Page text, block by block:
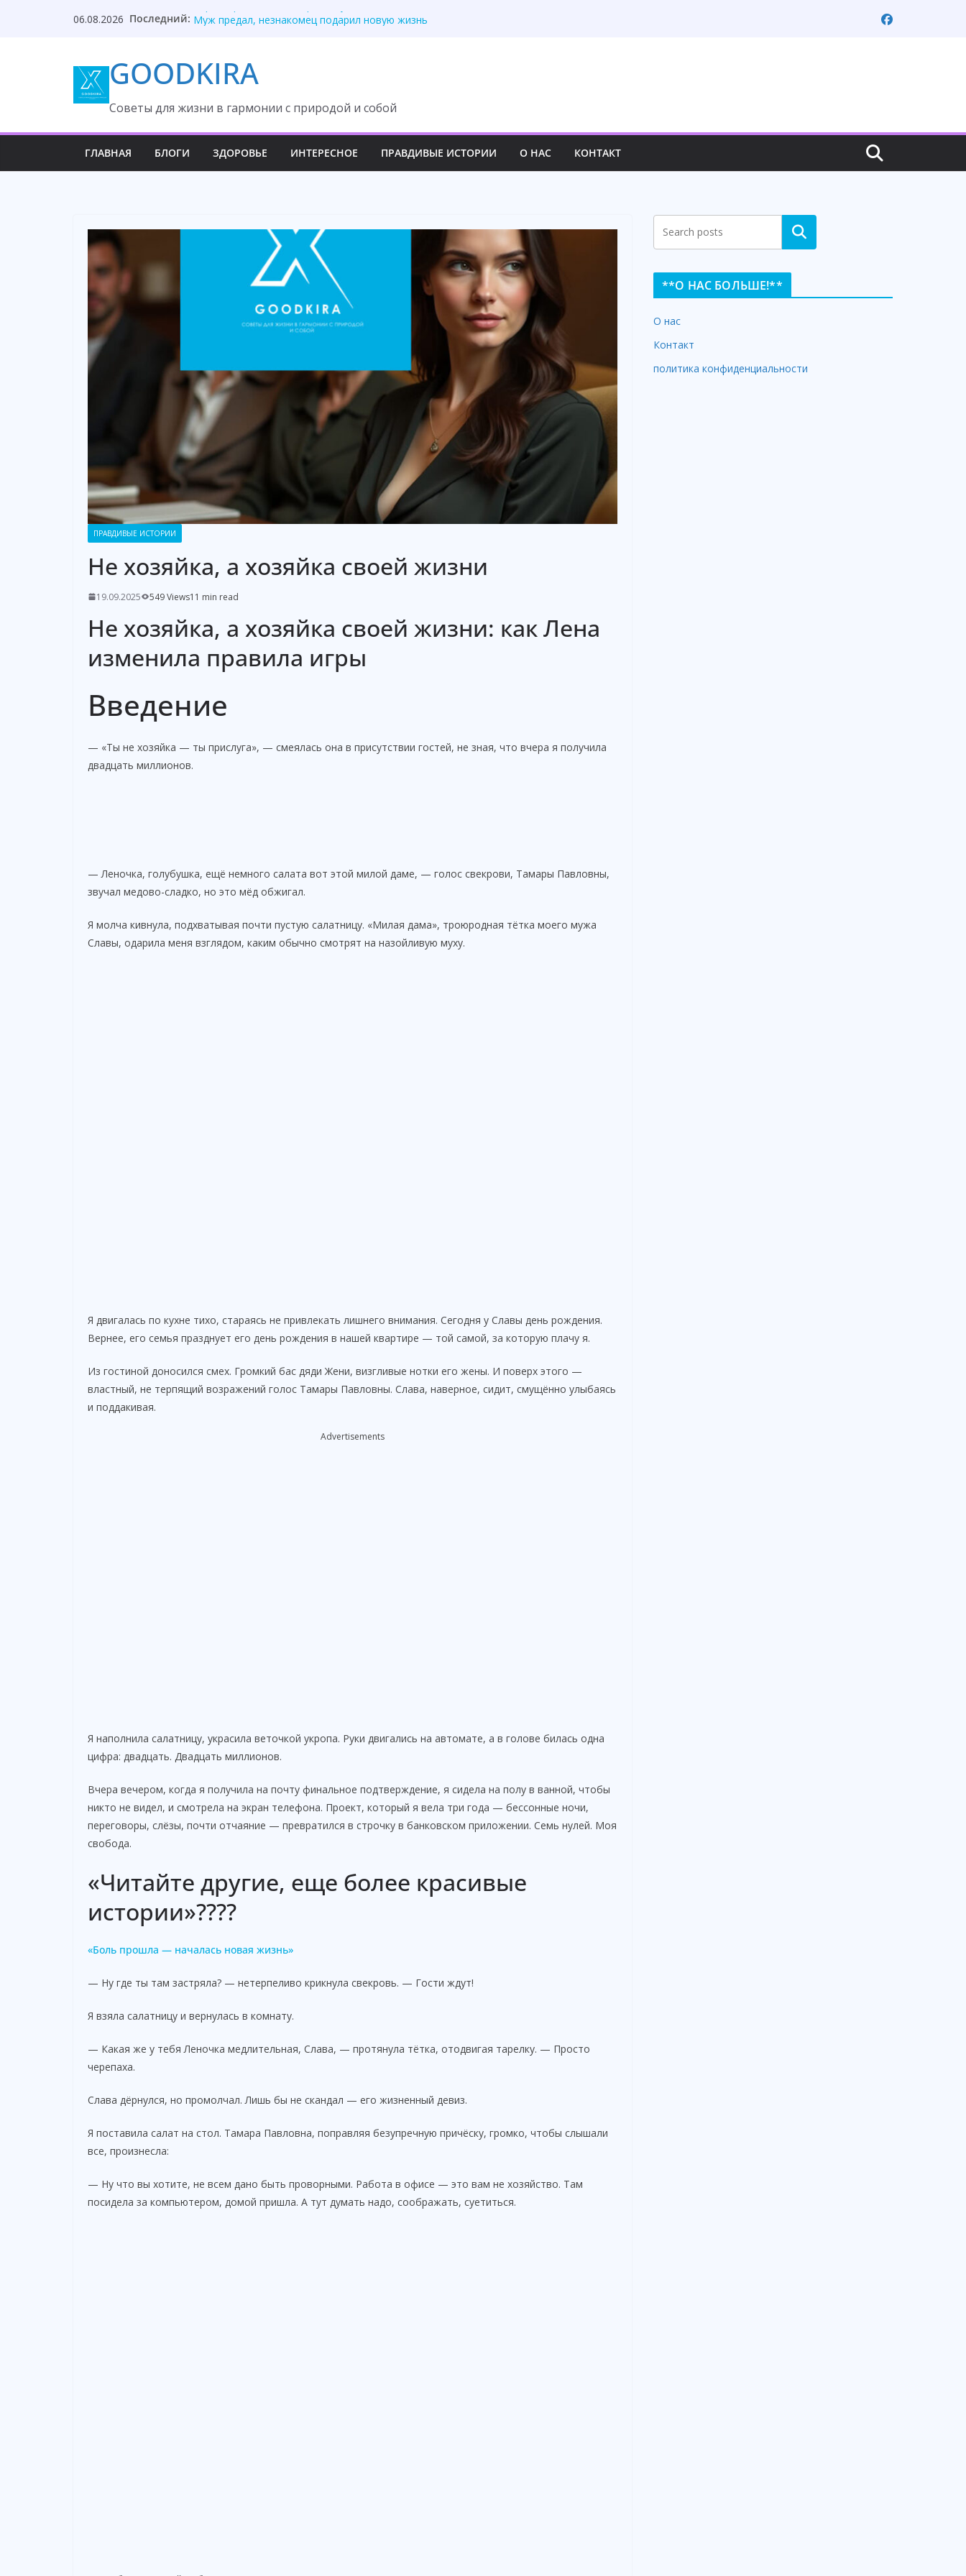
06.08.2026 Последний: Кира, странно… Я смотрю документы и не
Я на даче пахал! — кричал муж. А я рассматр
Она два года рога носит, — усмехнулась
GOODKIRA
Cоветы для жизни в гармонии с природой и собой
ГЛАВНАЯ БЛОГИ ЗДОРОВЬЕ ИНТЕРЕСНОЕ ПРАВДИВЫЕ ИСТОРИИ О НАС КОНТАКТ
ПРАВДИВЫЕ ИСТОРИИ
Не хозяйка, а хозяйка своей жизни
19.09.2025 549 Views11 min read
Не хозяйка, а хозяйка своей жизни: как Лена
изменила правила игры
Введение
— «Ты не хозяйка — ты прислуга», — смеялась она в присутствии гостей, не зная, что вчера я получила
двадцать миллионов.
— Леночка, голубушка, ещё немного салата вот этой милой даме, — голос свекрови, Тамары Павловны,
звучал медово-сладко, но это мёд обжигал.
Я молча кивнула, подхватывая почти пустую салатницу. «Милая дама», троюродная тётка моего мужа
Славы, одарила меня взглядом, каким обычно смотрят на назойливую муху.
Я двигалась по кухне тихо, стараясь не привлекать лишнего внимания. Сегодня у Славы день рождения.
Вернее, его семья празднует его день рождения в нашей квартире — той самой, за которую плачу я.
Из гостиной доносился смех. Громкий бас дяди Жени, визгливые нотки его жены. И поверх этого —
властный, не терпящий возражений голос Тамары Павловны. Слава, наверное, сидит, смущённо улыбаясь
и поддакивая.
Advertisements
Я наполнила салатницу, украсила веточкой укропа. Руки двигались на автомате, а в голове билась одна
цифра: двадцать. Двадцать миллионов.
Вчера вечером, когда я получила на почту финальное подтверждение, я сидела на полу в ванной, чтобы
никто не видел, и смотрела на экран телефона. Проект, который я вела три года — бессонные ночи,
переговоры, слёзы, почти отчаяние — превратился в строчку в банковском приложении. Семь нулей. Моя
свобода.
«Читайте другие, еще более красивые
истории»????
«Боль прошла — началась новая жизнь»
— Ну где ты там застряла? — нетерпеливо крикнула свекровь. — Гости ждут!
Я взяла салатницу и вернулась в комнату.
— Какая же у тебя Леночка медлительная, Слава, — протянула тётка, отодвигая тарелку. — Просто
черепаха.
Слава дёрнулся, но промолчал. Лишь бы не скандал — его жизненный девиз.
Я поставила салат на стол. Тамара Павловна, поправляя безупречную причёску, громко, чтобы слышали
все, произнесла:
— Ну что вы хотите, не всем дано быть проворными. Работа в офисе — это вам не хозяйство. Там
посидела за компьютером, домой пришла. А тут думать надо, соображать, суетиться.
Search
**О НАС БОЛЬШЕ!**
О нас
Контакт
политика конфиденциальности